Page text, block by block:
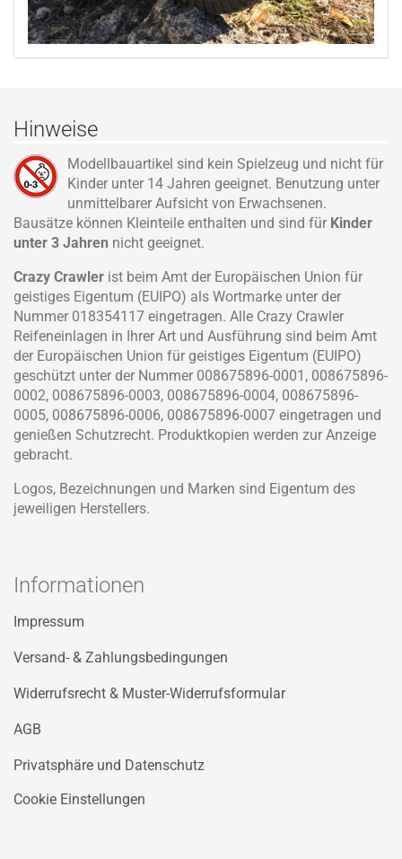
Hinweise
Modellbauartikel sind kein Spielzeug und nicht für
Kinder unter 14 Jahren geeignet. Benutzung unter
unmittelbarer Aufsicht von Erwachsenen.
Bausätze können Kleinteile enthalten und sind für Kinder
unter 3 Jahren nicht geeignet.
Crazy Crawler ist beim Amt der Europäischen Union für
geistiges Eigentum (EUIPO) als Wortmarke unter der
Nummer 018354117 eingetragen. Alle Crazy Crawler
Reifeneinlagen in Ihrer Art und Ausführung sind beim Amt
der Europäischen Union für geistiges Eigentum (EUIPO)
geschützt unter der Nummer 008675896-0001, 008675896-
0002, 008675896-0003, 008675896-0004, 008675896-
0005, 008675896-0006, 008675896-0007 eingetragen und
genießen Schutzrecht. Produktkopien werden zur Anzeige
gebracht.
Logos, Bezeichnungen und Marken sind Eigentum des
jeweiligen Herstellers.
Informationen
Impressum
Versand- & Zahlungsbedingungen
Widerrufsrecht & Muster-Widerrufsformular
AGB
Privatsphäre und Datenschutz
Cookie Einstellungen